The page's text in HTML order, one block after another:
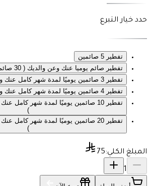
حدد خيار التبرع
تفطير 5 صائمين
تفطير صائم يوميا عنك وعن والديك ( 30 صائم )
تفطير 3 صائمين يوميًا لمدة شهر كامل عنك وعن والديك ( 90 صائم )
تفطير 4 صائمين يوميًا لمدة شهر كامل عنك وعن والديك ( 120 صائم )
)
)
المبلغ الكلي:75
1